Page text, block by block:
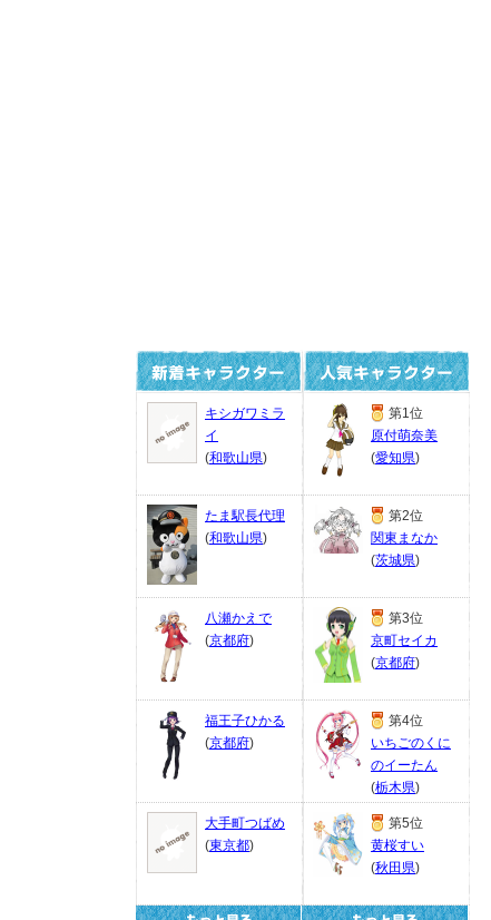
キシガワミラ
イ
(和歌山県)
たま駅長代理
(和歌山県)
八瀬かえで
(京都府)
福王子ひかる
(京都府)
大手町つばめ
(東京都)
第1位
原付萌奈美
(愛知県)
第2位
関東まなか
(茨城県)
第3位
京町セイカ
(京都府)
第4位
いちごのくに
のイーたん
(栃木県)
第5位
黄桜すい
(秋田県)